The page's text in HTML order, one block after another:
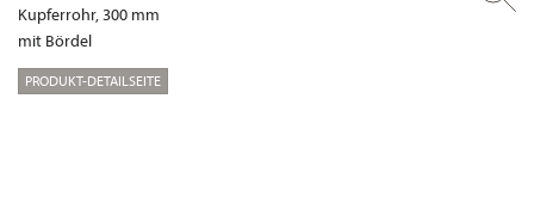
Kupferrohr, 300 mm
mit Bördel
PRODUKT-DETAILSEITE